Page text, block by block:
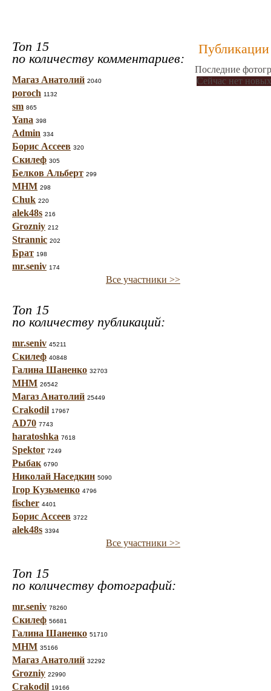
Топ 15
по количеству комментариев:
Магаз Анатолий 2040
poroch 1132
sm 865
Yana 398
Admin 334
Борис Ассеев 320
Скилеф 305
Белков Альберт 299
МНМ 298
Chuk 220
alek48s 216
Grozniy 212
Strannic 202
Брат 198
mr.seniv 174
Все участники >>
Топ 15
по количеству публикаций:
mr.seniv 45211
Скилеф 40848
Галина Шаненко 32703
МНМ 26542
Магаз Анатолий 25449
Crakodil 17967
AD70 7743
haratoshka 7618
Spektor 7249
Рыбак 6790
Николай Наседкин 5090
Ігор Кузьменко 4796
fischer 4401
Борис Ассеев 3722
alek48s 3394
Все участники >>
Топ 15
по количеству фотографий:
mr.seniv 78260
Скилеф 56681
Галина Шаненко 51710
МНМ 35166
Магаз Анатолий 32292
Grozniy 22990
Crakodil 19166
Публикации
Последние
Сейчас нет